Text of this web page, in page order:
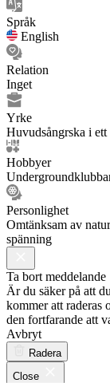
Språk
English
Relation
Inget
Yrke
Huvudsångrska i
Hobbyer
Personlighet
Omtänksam av
spänning
Ta bort meddelande
Är du säker på att
kommer att raderas
den fortfarande att
Avbryt
Radera
Close